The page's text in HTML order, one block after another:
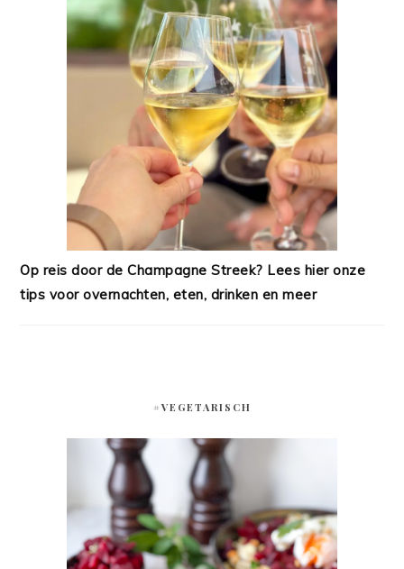
Op reis door de Champagne Streek? Lees hier onze
tips voor overnachten, eten, drinken en meer
#VEGETARISCH